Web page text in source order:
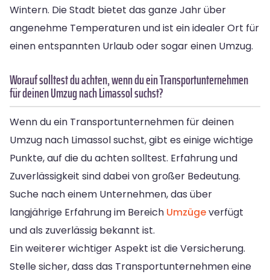
Wintern. Die Stadt bietet das ganze Jahr über
angenehme Temperaturen und ist ein idealer Ort für
einen entspannten Urlaub oder sogar einen Umzug.
Worauf solltest du achten, wenn du ein Transportunternehmen
für deinen Umzug nach Limassol suchst?
Wenn du ein Transportunternehmen für deinen
Umzug nach Limassol suchst, gibt es einige wichtige
Punkte, auf die du achten solltest. Erfahrung und
Zuverlässigkeit sind dabei von großer Bedeutung.
Suche nach einem Unternehmen, das über
langjährige Erfahrung im Bereich Umzügeverfügt
und als zuverlässig bekannt ist.
Ein weiterer wichtiger Aspekt ist die Versicherung.
Stelle sicher, dass das Transportunternehmen eine